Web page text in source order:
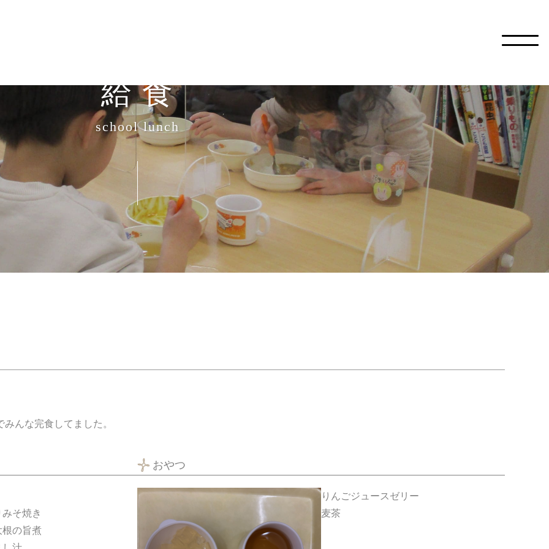
給 食
school lunch
んな完食してました。
そ焼き
根の旨煮
おやつ
りんごジュースゼリー
麦茶